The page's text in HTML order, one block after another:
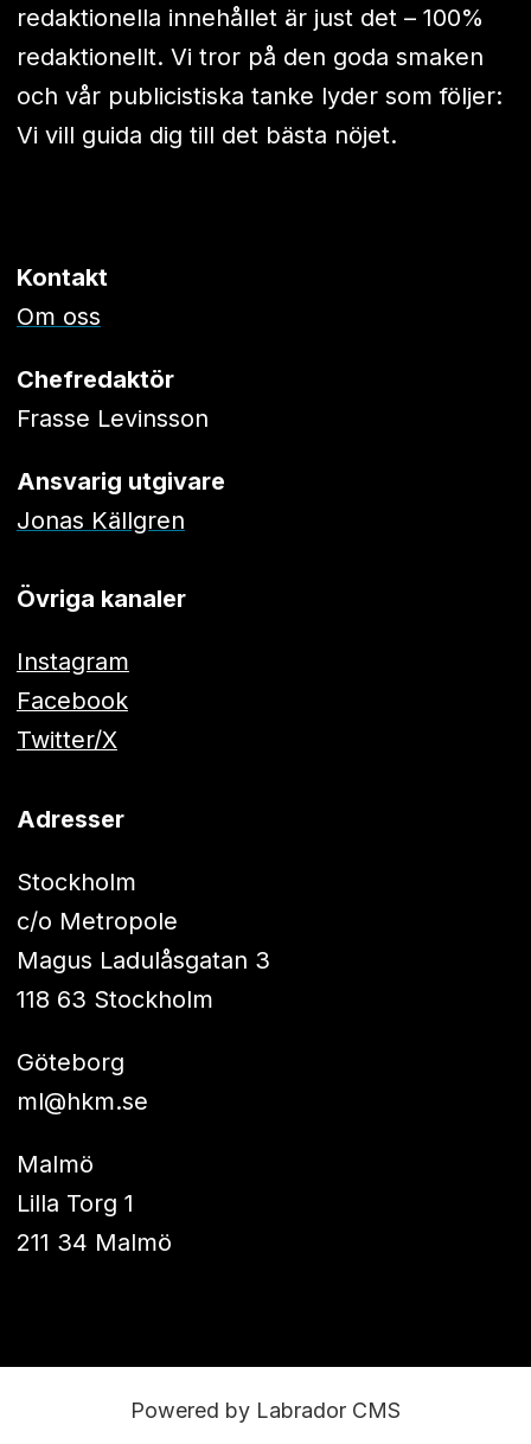
redaktionella innehållet är just det – 100%
redaktionellt. Vi tror på den goda smaken
och vår publicistiska tanke lyder som följer:
Vi vill guida dig till det bästa nöjet.
Kontakt
Om oss
Chefredaktör
Frasse Levinsson
Ansvarig utgivare
Jonas Källgren
Övriga kanaler
Instagram
Facebook
Twitter/X
Adresser
Stockholm
c/o Metropole
Magus Ladulåsgatan 3
118 63 Stockholm
Göteborg
ml@hkm.se
Malmö
Lilla Torg 1
211 34 Malmö
Powered by Labrador CMS